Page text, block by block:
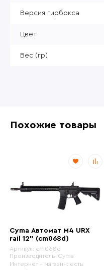
Версия гирбокса
Цвет
Вес (гр)
Похожие товары
Cyma Автомат M4 URX
rail 12" (cm068d)
Артикул: cm068d
Производитель: Cyma
Интернет - магазин: есть